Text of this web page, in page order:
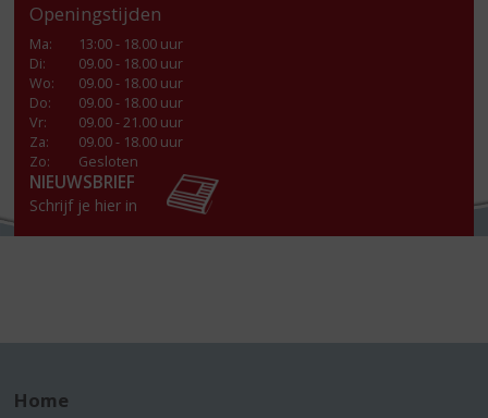
Openingstijden
Ma:
13:00 - 18.00 uur
Di:
09.00 - 18.00 uur
Wo:
09.00 - 18.00 uur
Do:
09.00 - 18.00 uur
Vr:
09.00 - 21.00 uur
Za:
09.00 - 18.00 uur
Zo:
Gesloten
NIEUWSBRIEF
Schrijf je hier in
Home